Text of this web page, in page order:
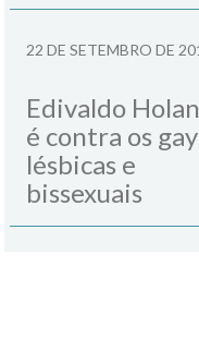
22 DE SETEMBRO DE
Edivaldo
é contra os
lésbicas e
bissexuais